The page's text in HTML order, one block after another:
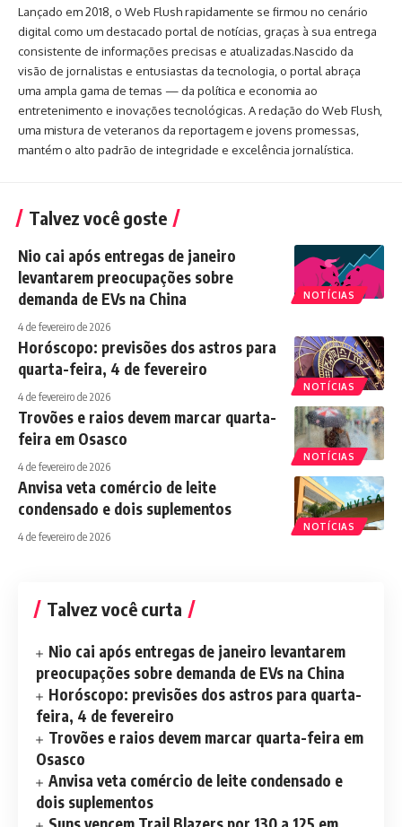
Lançado em 2018, o Web Flush rapidamente se firmou no cenário
digital como um destacado portal de notícias, graças à sua entrega
consistente de informações precisas e atualizadas.Nascido da
visão de jornalistas e entusiastas da tecnologia, o portal abraça
uma ampla gama de temas — da política e economia ao
entretenimento e inovações tecnológicas. A redação do Web Flush,
uma mistura de veteranos da reportagem e jovens promessas,
mantém o alto padrão de integridade e excelência jornalística.
Talvez você goste
NOTÍCIAS
Nio cai após entregas de janeiro
levantarem preocupações sobre
demanda de EVs na China
4 de fevereiro de 2026
NOTÍCIAS
Horóscopo: previsões dos astros para
quarta-feira, 4 de fevereiro
4 de fevereiro de 2026
NOTÍCIAS
Trovões e raios devem marcar quarta-
feira em Osasco
4 de fevereiro de 2026
NOTÍCIAS
Anvisa veta comércio de leite
condensado e dois suplementos
4 de fevereiro de 2026
Talvez você curta
Nio cai após entregas de janeiro levantarem
preocupações sobre demanda de EVs na China
Horóscopo: previsões dos astros para quarta-
feira, 4 de fevereiro
Trovões e raios devem marcar quarta-feira em
Osasco
Anvisa veta comércio de leite condensado e
dois suplementos